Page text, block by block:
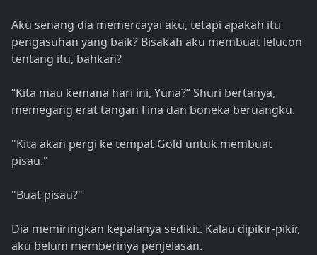
Aku senang dia memercayai aku, tetapi apakah itu
pengasuhan yang baik? Bisakah aku membuat lelucon
tentang itu, bahkan?
“Kita mau kemana hari ini, Yuna?” Shuri bertanya,
memegang erat tangan Fina dan boneka beruangku.
"Kita akan pergi ke tempat Gold untuk membuat
pisau."
"Buat pisau?"
Dia memiringkan kepalanya sedikit. Kalau dipikir-pikir,
aku belum memberinya penjelasan.